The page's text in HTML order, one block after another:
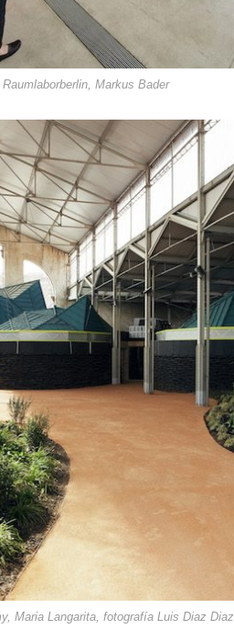
Markus Bader
Maria Langarita, fotografía Luis Diaz Diaz